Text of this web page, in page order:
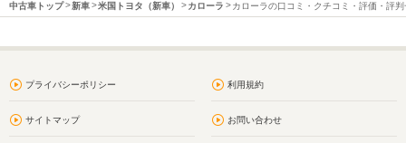
中古車トップ 新車 米国トヨタ（新車） カローラ カローラの口コミ・クチコミ・評価・評判
プライバシーポリシー 利用規約
サイトマップ お問い合わせ